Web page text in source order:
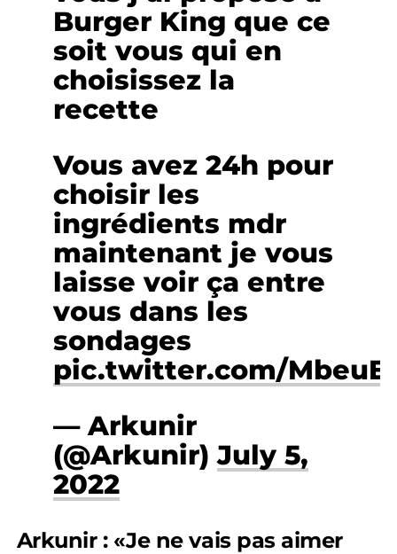
Burger King que ce
soit vous qui en
choisissez la
recette
Vous avez 24h pour
choisir les
ingrédients mdr
maintenant je vous
laisse voir ça entre
vous dans les
sondages
pic.twitter.com/
— Arkunir
(@Arkunir)July 5,
2022
Arkunir : «Je ne vais pas aimer